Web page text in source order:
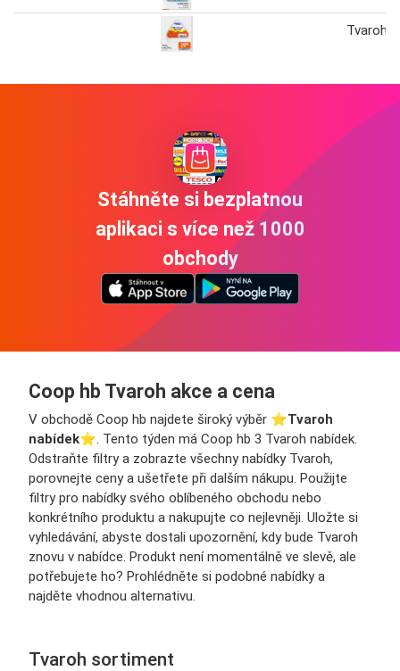
Tvaroh
Stáhněte si bezplatnou
aplikaci s více než 1000
obchody
Coop hb Tvaroh akce a cena
V obchodě Coop hb najdete široký výběr ⭐️Tvaroh
nabídek⭐️. Tento týden má Coop hb 3 Tvaroh nabídek.
Odstraňte filtry a zobrazte všechny nabídky Tvaroh,
porovnejte ceny a ušetřete při dalším nákupu. Použijte
filtry pro nabídky svého oblíbeného obchodu nebo
konkrétního produktu a nakupujte co nejlevněji. Uložte si
vyhledávání, abyste dostali upozornění, kdy bude Tvaroh
znovu v nabídce. Produkt není momentálně ve slevě, ale
potřebujete ho? Prohlédněte si podobné nabídky a
najděte vhodnou alternativu.
Tvaroh sortiment